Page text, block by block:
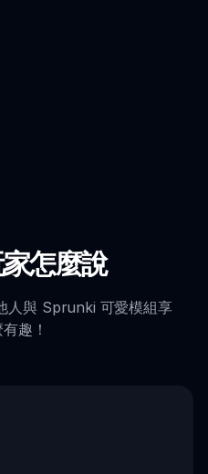
怎麼說
人與 Sprunki 可愛模組享
趣！